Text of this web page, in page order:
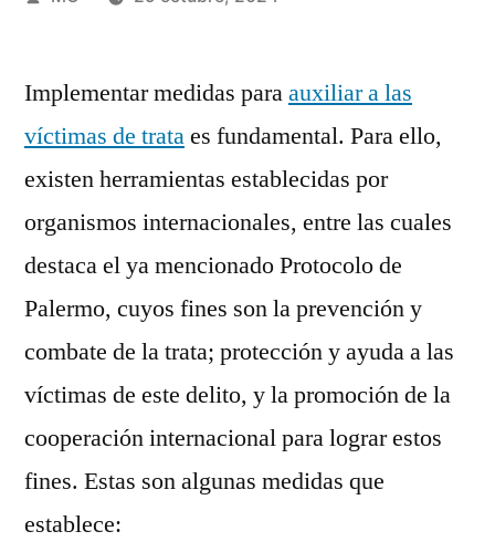
Implementar medidas paraauxiliar a las
víctimas de trataes fundamental. Para ello,
existen herramientas establecidas por
organismos internacionales, entre las cuales
destaca el ya mencionado Protocolo de
Palermo, cuyos fines son la prevención y
combate de la trata; protección y ayuda a las
víctimas de este delito, y la promoción de la
cooperación internacional para lograr estos
fines. Estas son algunas medidas que
establece: